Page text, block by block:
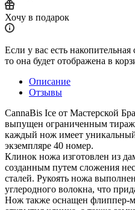
Хочу в подарок
Если у вас есть
то она будет отображена в
Описание
Отзывы
CannaBis Ice от Мастерской
выпущен ограниченным
каждый нож имеет
экземпляре 40 номер.
Клинок ножа изготовлен из
созданным путем сложения
сталей. Рукоять ножа
углеродного волокна, что
Нож также оснащен флиппер-